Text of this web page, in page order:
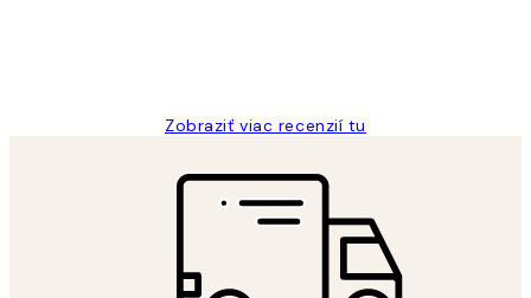
Zobraziť viac recenzií tu